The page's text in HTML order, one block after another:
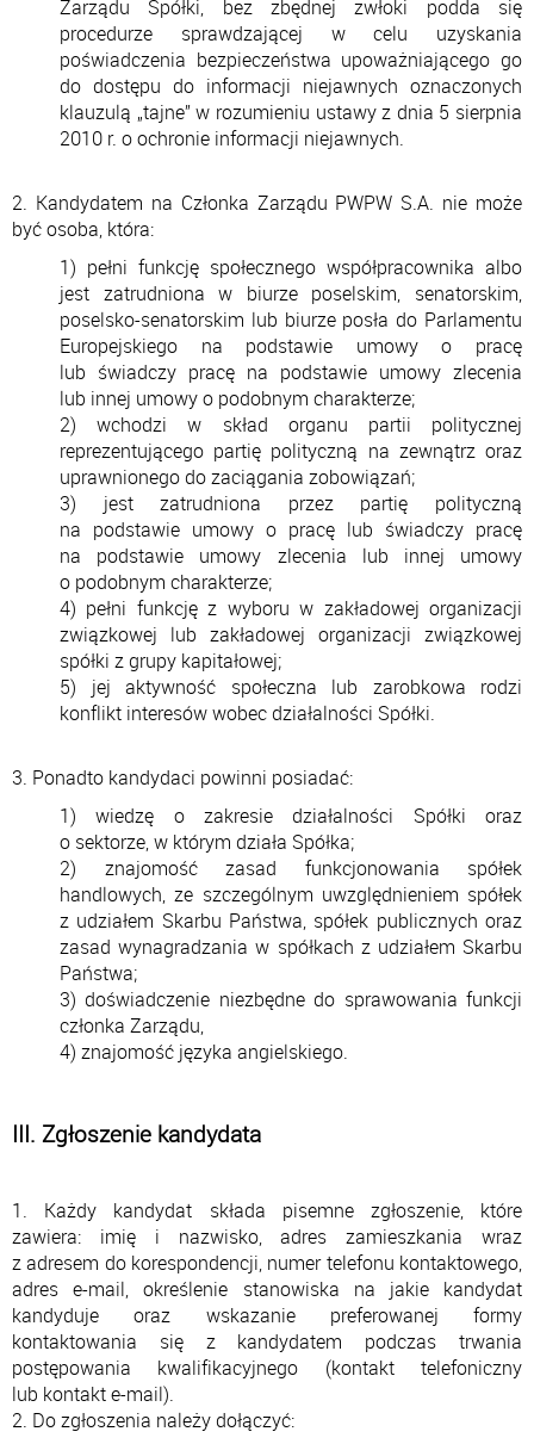
Zarządu Spółki, bez zbędnej zwłoki podda się
procedurze sprawdzającej w celu uzyskania
poświadczenia bezpieczeństwa upoważniającego go
do dostępu do informacji niejawnych oznaczonych
klauzulą „tajne” w rozumieniu ustawy z dnia 5 sierpnia
2010 r. o ochronie informacji niejawnych.
2. Kandydatem na Członka Zarządu PWPW S.A. nie może
być osoba, która:
1) pełni funkcję społecznego współpracownika albo
jest zatrudniona w biurze poselskim, senatorskim,
poselsko-senatorskim lub biurze posła do Parlamentu
Europejskiego na podstawie umowy o pracę
lub świadczy pracę na podstawie umowy zlecenia
lub innej umowy o podobnym charakterze;
2) wchodzi w skład organu partii politycznej
reprezentującego partię polityczną na zewnątrz oraz
uprawnionego do zaciągania zobowiązań;
3) jest zatrudniona przez partię polityczną
na podstawie umowy o pracę lub świadczy pracę
na podstawie umowy zlecenia lub innej umowy
o podobnym charakterze;
4) pełni funkcję z wyboru w zakładowej organizacji
związkowej lub zakładowej organizacji związkowej
spółki z grupy kapitałowej;
5) jej aktywność społeczna lub zarobkowa rodzi
konflikt interesów wobec działalności Spółki.
3. Ponadto kandydaci powinni posiadać:
1) wiedzę o zakresie działalności Spółki oraz
o sektorze, w którym działa Spółka;
2) znajomość zasad funkcjonowania spółek
handlowych, ze szczególnym uwzględnieniem spółek
z udziałem Skarbu Państwa, spółek publicznych oraz
zasad wynagradzania w spółkach z udziałem Skarbu
Państwa;
3) doświadczenie niezbędne do sprawowania funkcji
członka Zarządu,
4) znajomość języka angielskiego.
III. Zgłoszenie kandydata
1. Każdy kandydat składa pisemne zgłoszenie, które
zawiera: imię i nazwisko, adres zamieszkania wraz
z adresem do korespondencji, numer telefonu kontaktowego,
adres e-mail, określenie stanowiska na jakie kandydat
kandyduje oraz wskazanie preferowanej formy
kontaktowania się z kandydatem podczas trwania
postępowania kwalifikacyjnego (kontakt telefoniczny
lub kontakt e-mail).
2. Do zgłoszenia należy dołączyć: